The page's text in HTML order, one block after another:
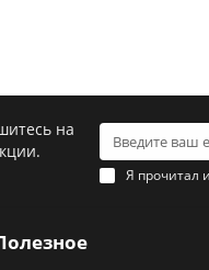
на
Я прочитал